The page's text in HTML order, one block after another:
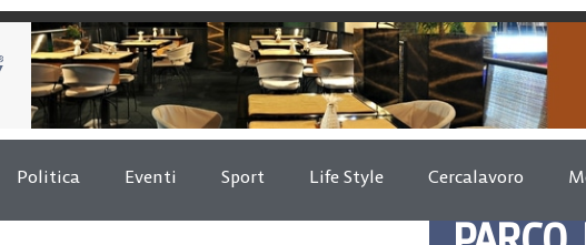
Politica Eventi Sport Life Style Cercalavoro